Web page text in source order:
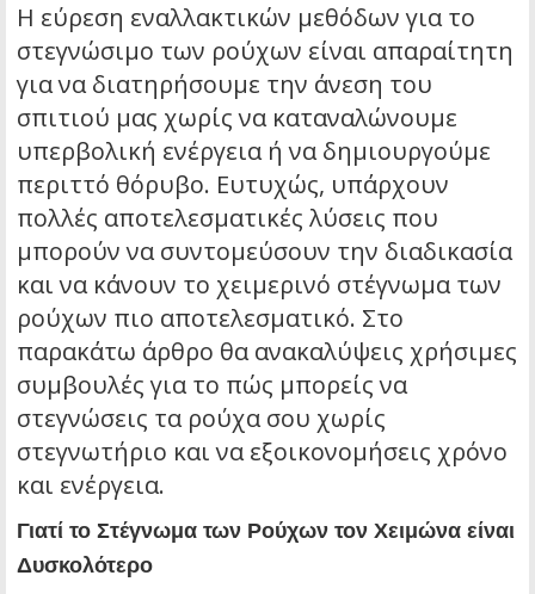
Η εύρεση εναλλακτικών μεθόδων για το
στεγνώσιμο των ρούχων είναι απαραίτητη
για να διατηρήσουμε την άνεση του
σπιτιού μας χωρίς να καταναλώνουμε
υπερβολική ενέργεια ή να δημιουργούμε
περιττό θόρυβο. Ευτυχώς, υπάρχουν
πολλές αποτελεσματικές λύσεις που
μπορούν να συντομεύσουν την διαδικασία
και να κάνουν το χειμερινό στέγνωμα των
ρούχων πιο αποτελεσματικό. Στο
παρακάτω άρθρο θα ανακαλύψεις χρήσιμες
συμβουλές για το πώς μπορείς να
στεγνώσεις τα ρούχα σου χωρίς
στεγνωτήριο και να εξοικονομήσεις χρόνο
και ενέργεια.
Γιατί το Στέγνωμα των Ρούχων τον Χειμώνα είναι
Δυσκολότερο